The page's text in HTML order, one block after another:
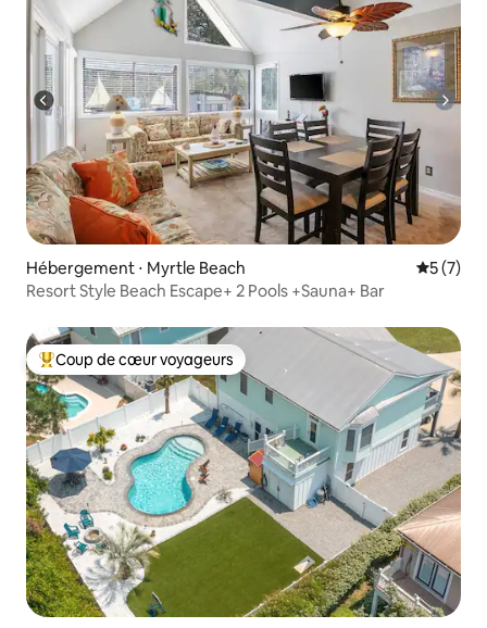
Hébergement ⋅ Myrtle Beach
5 (7)
Resort Style Beach Escape+ 2 Pools +Sauna+ Bar
Coups de cœur voyageurs les plus appréciés
Coup de cœur voyageurs